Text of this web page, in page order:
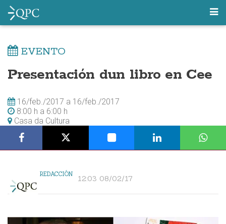
EVENTO
Presentación dun libro en Cee
16/feb./2017 a 16/feb./2017
8:00 h a 6:00 h
Casa da Cultura
REDACCIÓN 12:03 08/02/17